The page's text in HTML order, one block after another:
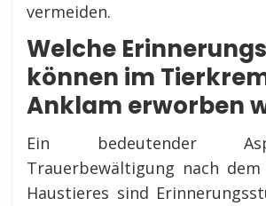
vermeiden.
Welche
können im
Anklam erworben
Ein bedeutender
Trauerbewältigung nach
Haustieres sind